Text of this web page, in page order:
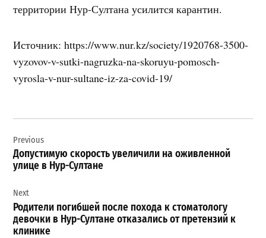
территории Нур-Султана усилится карантин.
Источник: https://www.nur.kz/society/1920768-3500-
vyzovov-v-sutki-nagruzka-na-skoruyu-pomosch-
vyrosla-v-nur-sultane-iz-za-covid-19/
по
записям
Previous
Допустимую скорость увеличили на оживленной
улице в Нур-Султане
Next
Родители погибшей после похода к стоматологу
девочки в Нур-Султане отказались от претензий к
клинике